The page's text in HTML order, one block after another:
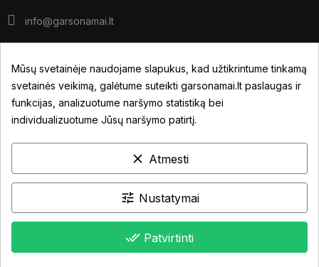
info@garsonamai.lt
V: 10:00 - 18:00
*pietūs: 14:00 - 15:00
VI: pagal susitarimą
INFORMACIJA
Mūsų svetainėje naudojame slapukus, kad užtikrintume tinkamą
svetainės veikimą, galėtume suteikti garsonamai.lt paslaugas ir
funkcijas, analizuotume naršymo statistiką bei
individualizuotume Jūsų naršymo patirtį.
clear Atmesti
tune Nustatymai
done_all Patvirtinti